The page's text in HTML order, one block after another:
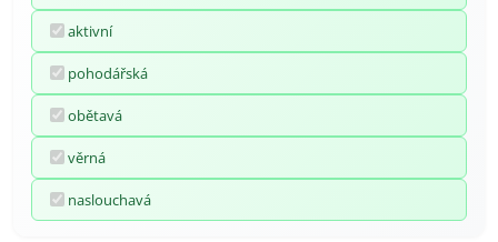
aktivní
pohodářská
obětavá
věrná
naslouchavá